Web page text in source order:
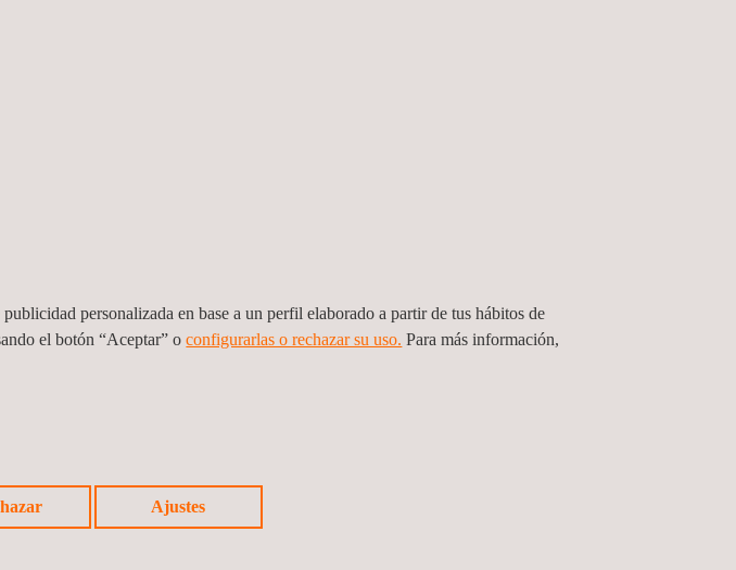
secciones de torres eólicas
Brasil
personalizada en base a un perfil elaborado a partir de tus hábitos de
el botón “Aceptar” oconfigurarlas o rechazar su uso. Para más información,
Ajustes